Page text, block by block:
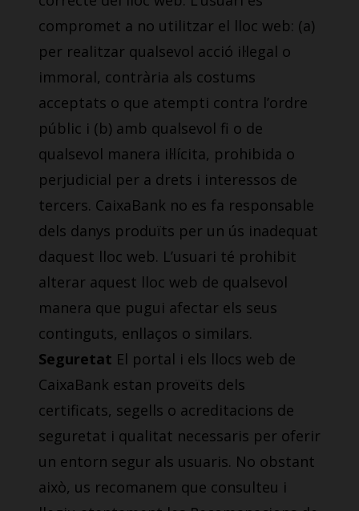
compromet a no utilitzar el lloc web: (a)
per realitzar qualsevol acció il·legal o
immoral, contrària als costums
acceptats o que atempti contra l’ordre
públic i (b) amb qualsevol fi o de
qualsevol manera il·lícita, prohibida o
perjudicial per a drets i interessos de
tercers. CaixaBank no es fa responsable
dels danys produïts per un ús inadequat
daquest lloc web. L’usuari té prohibit
alterar aquest lloc web de qualsevol
manera que pugui afectar els seus
continguts, enllaços o similars.
Seguretat El portal i els llocs web de
CaixaBank estan proveïts dels
certificats, segells o acreditacions de
seguretat i qualitat necessaris per oferir
un entorn segur als usuaris. No obstant
això, us recomanem que consulteu i